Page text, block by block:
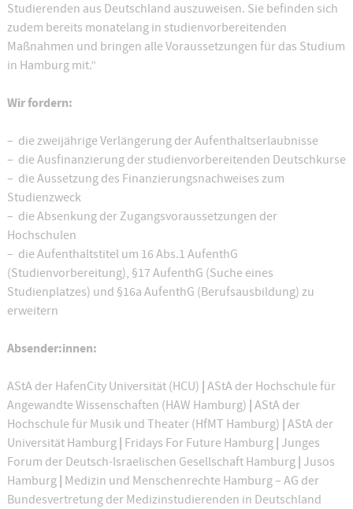
Studierenden aus Deutschland auszuweisen. Sie befinden sich
zudem bereits monatelang in studienvorbereitenden
Maßnahmen und bringen alle Voraussetzungen für das Studium
in Hamburg mit.”
Wir fordern:
– die zweijährige Verlängerung der Aufenthaltserlaubnisse
– die Ausfinanzierung der studienvorbereitenden Deutschkurse
– die Aussetzung des Finanzierungsnachweises zum
Studienzweck
– die Absenkung der Zugangsvoraussetzungen der
Hochschulen
– die Aufenthaltstitel um 16 Abs.1 AufenthG
(Studienvorbereitung), §17 AufenthG (Suche eines
Studienplatzes) und §16a AufenthG (Berufsausbildung) zu
erweitern
Absender:innen:
AStA der HafenCity Universität (HCU) | AStA der Hochschule für
Angewandte Wissenschaften (HAW Hamburg) | AStA der
Hochschule für Musik und Theater (HfMT Hamburg) | AStA der
Universität Hamburg | Fridays For Future Hamburg | Junges
Forum der Deutsch-Israelischen Gesellschaft Hamburg | Jusos
Hamburg | Medizin und Menschenrechte Hamburg – AG der
Bundesvertretung der Medizinstudierenden in Deutschland